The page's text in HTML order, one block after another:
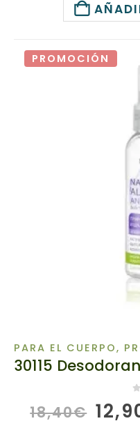
PROMOCIÓN
PARA EL CUERPO,
18,40€ El